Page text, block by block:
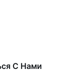
С Нами